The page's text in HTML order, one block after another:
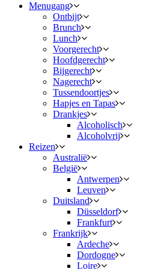
Menugang
Ontbijt
Brunch
Lunch
Voorgerecht
Hoofdgerecht
Bijgerecht
Nagerecht
Tussendoortjes
Hapjes en Tapas
Drankjes
Alcoholisch
Alcoholvrij
Reizen
Australië
België
Antwerpen
Leuven
Duitsland
Düsseldorf
Frankfurt
Frankrijk
Ardeche
Dordogne
Loire